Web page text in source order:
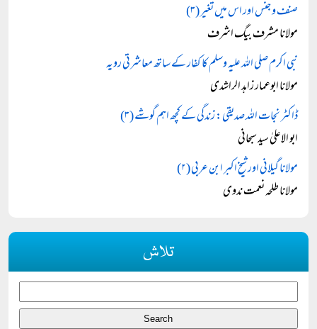
صنف و جنس اور اس میں تغیر (۳)
مولانا مشرف بيگ اشرف
نبی اکرم صلی اللہ علیہ وسلم کا کفار کے ساتھ معاشرتی رویہ
مولانا ابوعمار زاہد الراشدی
ڈاکٹر نجات اللہ صدیقی: زندگی کے کچھ اہم گوشے (۳)
ابو الاعلیٰ سید سبحانی
مولانا گیلانی اور شیخ اکبر ابن عربی (۲)
مولانا طلحہ نعمت ندوی
تلاش